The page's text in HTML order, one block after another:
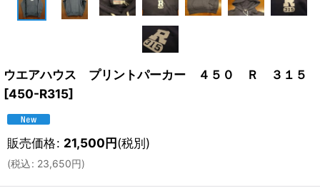
ウエアハウス プリントパーカー ４５０ Ｒ ３１５
[450-R315]
販売価格: 21,500円(税別)
(税込: 23,650円)